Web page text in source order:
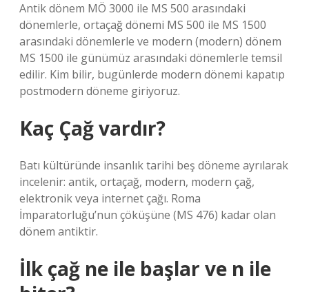
Antik dönem MÖ 3000 ile MS 500 arasındaki
dönemlerle, ortaçağ dönemi MS 500 ile MS 1500
arasındaki dönemlerle ve modern (modern) dönem
MS 1500 ile günümüz arasındaki dönemlerle temsil
edilir. Kim bilir, bugünlerde modern dönemi kapatıp
postmodern döneme giriyoruz.
Kaç Çağ vardır?
Batı kültüründe insanlık tarihi beş döneme ayrılarak
incelenir: antik, ortaçağ, modern, modern çağ,
elektronik veya internet çağı. Roma
İmparatorluğu’nun çöküşüne (MS 476) kadar olan
dönem antiktir.
İlk çağ ne ile başlar ve n ile